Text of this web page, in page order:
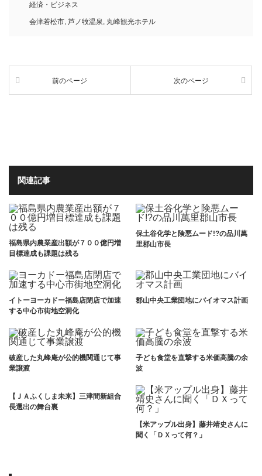
経済・ビジネス
会津若松市, 芦ノ牧温泉, 丸峰観光ホテル
前のページ 次のページ
関連記事
福島県内農業産出額が７００億円増
目標達成も課題は残る
保土谷化学と険悪ムード!?の品川萬
里郡山市長
イトーヨーカドー福島店閉店で加速
する中心市街地空洞化
郡山中央工業団地にバイオマス計画
破産した丸峰庵が公的機関通じて事
業譲渡
子ども食堂を直撃する米価高騰の余
波
【ＪＡふくしま未来】三津間新組合
長選出の舞台裏
【米アップル出身】藤井靖史さんに
聞く「ＤＸって何？」